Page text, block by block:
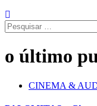
Pesquisar
por:
o último
CINEMA &